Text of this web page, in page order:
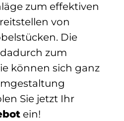
zum effektiven
von
Die
zum
können sich ganz
Sie jetzt Ihr
ein!